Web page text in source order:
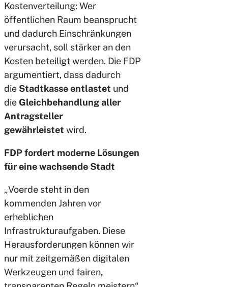
Kostenverteilung: Wer
öffentlichen Raum beansprucht
und dadurch Einschränkungen
verursacht, soll stärker an den
Kosten beteiligt werden. Die FDP
argumentiert, dass dadurch
die Stadtkasse entlastet und
dieGleichbehandlung aller
Antragsteller
gewährleistet wird.
FDP fordert moderne Lösungen
für eine wachsende Stadt
„Voerde steht in den
kommenden Jahren vor
erheblichen
Infrastrukturaufgaben. Diese
Herausforderungen können wir
nur mit zeitgemäßen digitalen
Werkzeugen und fairen,